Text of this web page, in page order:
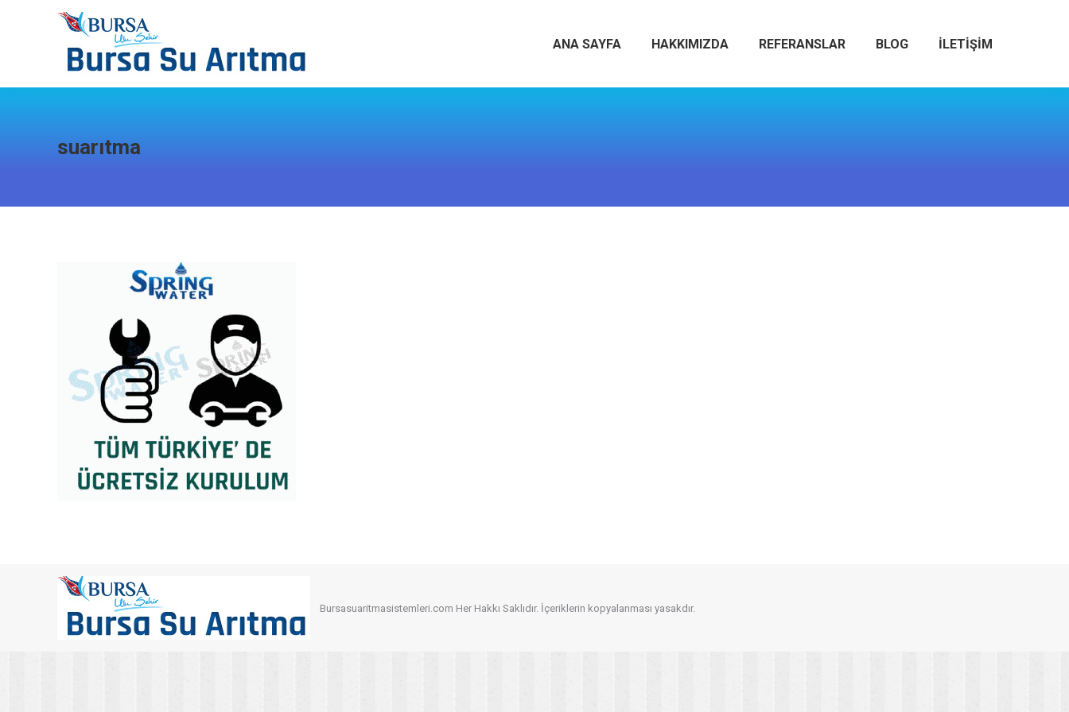
ANA SAYFA HAKKIMIZDA REFERANSLAR BLOG İLETIŞIM
suarıtma
Bursasuaritmasistemleri.com Her Hakkı Saklıdır. İçeriklerin kopyalanması yasakdır.